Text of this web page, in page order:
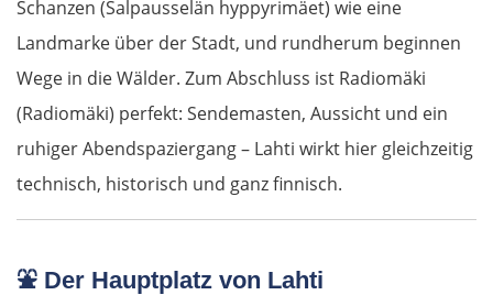
Schanzen (Salpausselän hyppyrimäet) wie eine
Landmarke über der Stadt, und rundherum beginnen
Wege in die Wälder. Zum Abschluss ist Radiomäki
(Radiomäki) perfekt: Sendemasten, Aussicht und ein
ruhiger Abendspaziergang – Lahti wirkt hier gleichzeitig
technisch, historisch und ganz finnisch.
⛲ Der Hauptplatz von Lahti
Ingolstadt
Pfaffenhofen an der Ilm